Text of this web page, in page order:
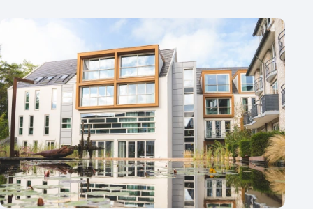
1 - 5 zalen
6 - 10 zalen
10 of meer zalen
Aantal personen
1 - 50 personen
50 - 100 personen
100 - 250 personen